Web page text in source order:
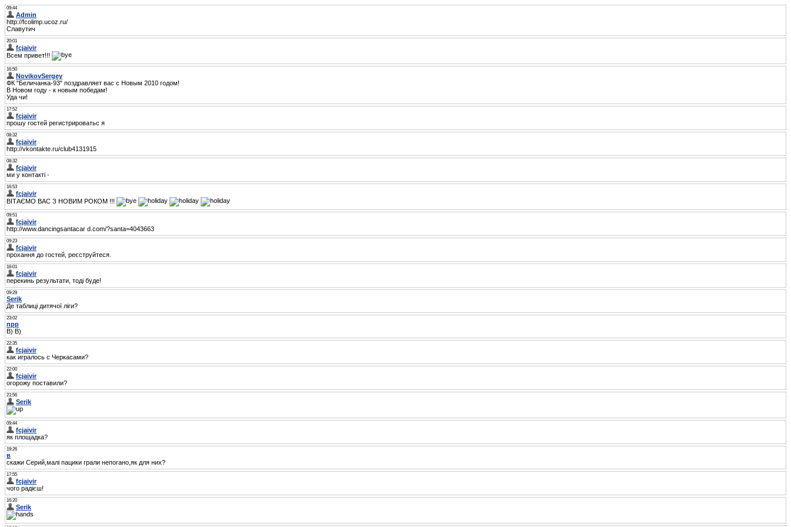
09:44
Admin
http://fcolimp.ucoz.ru/
Славутич
20:01
fcjaivir
Всем привет!!!
16:50
NovikovSergey
ФК "Беличанка-93" поздравляет вас с Новым 2010 годом!
В Новом году - к новым победам!
Уда чи!
17:52
fcjaivir
прошу гостей регистрироватьс я
08:32
fcjaivir
http://vkontakte.ru/club4131915
08:32
fcjaivir
ми у контакті -
16:53
fcjaivir
ВІТАЄМО ВАС З НОВИМ РОКОМ !!!
09:51
fcjaivir
http://www.dancingsantacar d.com/?santa=4043663
09:23
fcjaivir
прохання до гостей, реєструйтеся.
16:01
fcjaivir
перекинь результати, тоді буде!
09:29
Serik
Де таблиці дитячої ліги?
23:02
прр
B) B)
22:35
fcjaivir
как игралось с Черкасами?
22:00
fcjaivir
огорожу поставили?
21:56
Serik
09:44
fcjaivir
як площадка?
19:26
в
скажи Серий,малі пацики грали непогано,як для них?
17:55
fcjaivir
чого радієш!
16:20
Serik